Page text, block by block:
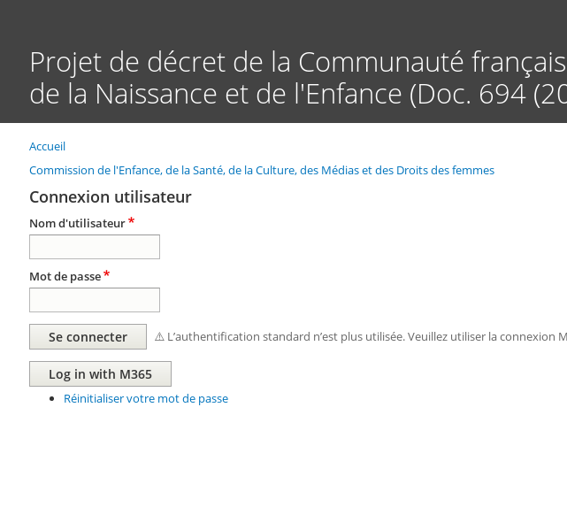
Projet de décret de la Communauté
de la Naissance et de l'Enfance (Doc. 694
Fil
d'Ariane
Accueil
Commission de l'Enfance, de la Santé, de la Culture, des Médias et des Droits des femmes
Connexion utilisateur
Nom d'utilisateur
Mot de passe
⚠️ L’authentification standard n’est plus utilisée. Veuillez utiliser la connexion
Réinitialiser votre mot de passe